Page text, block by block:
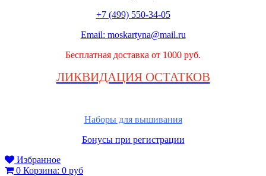
+7 (499) 550-34-05
Email: moskartyna@mail.ru
Бесплатная доставка от 1000 руб.
ЛИКВИДАЦИЯ ОСТАТКОВ
Наборы для вышивания
Бонусы при регистрации
Избранное
0 Корзина: 0 руб